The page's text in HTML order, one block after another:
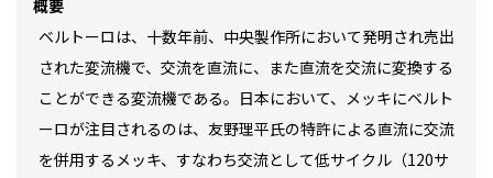
概要
ベルトーロは、十数年前、中央製作所において発明され売出
された変流機で、交流を直流に、また直流を交流に変換する
ことができる変流機である。日本において、メッキにベルト
ーロが注目されるのは、友野理平氏の特許による直流に交流
を併用するメッキ、すなわち交流として低サイクル（120サ